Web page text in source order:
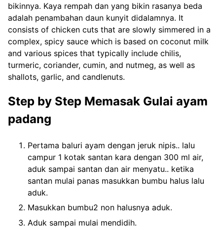
bikinnya. Kaya rempah dan yang bikin rasanya beda
adalah penambahan daun kunyit didalamnya. It
consists of chicken cuts that are slowly simmered in a
complex, spicy sauce which is based on coconut milk
and various spices that typically include chilis,
turmeric, coriander, cumin, and nutmeg, as well as
shallots, garlic, and candlenuts.
Step by Step Memasak Gulai ayam
padang
Pertama baluri ayam dengan jeruk nipis.. lalu
campur 1 kotak santan kara dengan 300 ml air,
aduk sampai santan dan air menyatu.. ketika
santan mulai panas masukkan bumbu halus lalu
aduk.
Masukkan bumbu2 non halusnya aduk.
Aduk sampai mulai mendidih.